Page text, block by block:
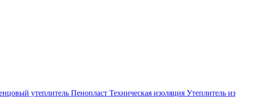
утеплитель Пенопласт Техническая изоляция Утеплитель из